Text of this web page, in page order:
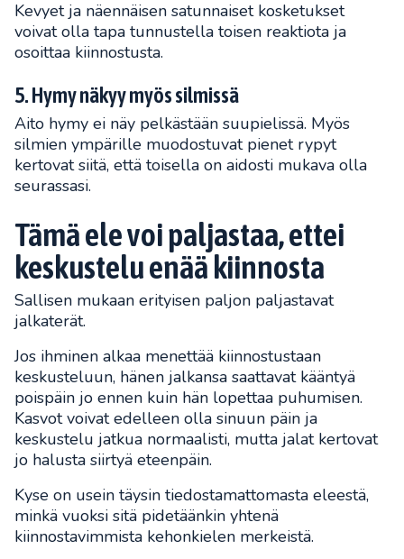
Kevyet ja näennäisen satunnaiset kosketukset
voivat olla tapa tunnustella toisen reaktiota ja
osoittaa kiinnostusta.
5. Hymy näkyy myös silmissä
Aito hymy ei näy pelkästään suupielissä. Myös
silmien ympärille muodostuvat pienet rypyt
kertovat siitä, että toisella on aidosti mukava olla
seurassasi.
Tämä ele voi paljastaa, ettei
keskustelu enää kiinnosta
Sallisen mukaan erityisen paljon paljastavat
jalkaterät.
Jos ihminen alkaa menettää kiinnostustaan
keskusteluun, hänen jalkansa saattavat kääntyä
poispäin jo ennen kuin hän lopettaa puhumisen.
Kasvot voivat edelleen olla sinuun päin ja
keskustelu jatkua normaalisti, mutta jalat kertovat
jo halusta siirtyä eteenpäin.
Kyse on usein täysin tiedostamattomasta eleestä,
minkä vuoksi sitä pidetäänkin yhtenä
kiinnostavimmista kehonkielen merkeistä.